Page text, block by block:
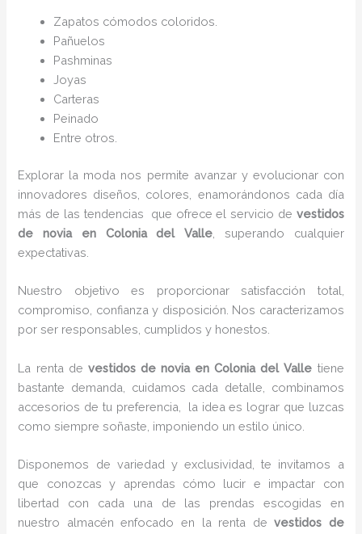
Zapatos cómodos coloridos.
Pañuelos
Pashminas
Joyas
Carteras
Peinado
Entre otros.
Explorar la moda nos permite avanzar y evolucionar con
innovadores diseños, colores, enamorándonos cada día
más de las tendencias que ofrece el servicio de vestidos
de novia en Colonia del Valle , superando cualquier
expectativas.
Nuestro objetivo es proporcionar satisfacción total,
compromiso, confianza y disposición. Nos caracterizamos
por ser responsables, cumplidos y honestos.
La renta de vestidos de novia en Colonia del Valle tiene
bastante demanda, cuidamos cada detalle, combinamos
accesorios de tu preferencia, la idea es lograr que luzcas
como siempre soñaste, imponiendo un estilo único.
Disponemos de variedad y exclusividad, te invitamos a
que conozcas y aprendas cómo lucir e impactar con
libertad con cada una de las prendas escogidas en
nuestro almacén enfocado en la renta devestidos de